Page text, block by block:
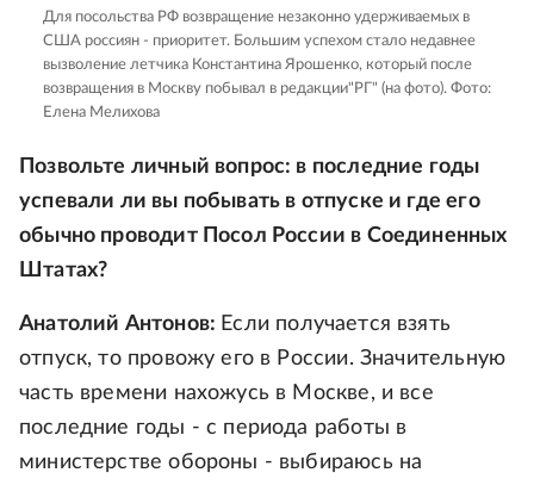
Для посольства РФ возвращение незаконно удерживаемых в
США россиян - приоритет. Большим успехом стало недавнее
вызволение летчика Константина Ярошенко, который после
возвращения в Москву побывал в редакции"РГ" (на фото). Фото:
Елена Мелихова
Позвольте личный вопрос: в последние годы
успевали ли вы побывать в отпуске и где его
обычно проводит Посол России в Соединенных
Штатах?
Анатолий Антонов: Если получается взять
отпуск, то провожу его в России. Значительную
часть времени нахожусь в Москве, и все
последние годы - с периода работы в
министерстве обороны - выбираюсь на